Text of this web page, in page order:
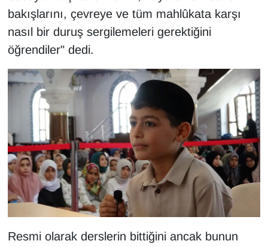
bakışlarını, çevreye ve tüm mahlûkata karşı
nasıl bir duruş sergilemeleri gerektiğini
öğrendiler" dedi.
Resmi olarak derslerin bittiğini ancak bunun